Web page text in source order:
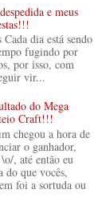
e meus
dia está sendo
fugindo por
por isso, com
vir...
do Mega
Craft!!!
chegou a hora de
o ganhador,
, até então eu
do que vocês,
foi a sortuda ou